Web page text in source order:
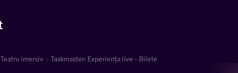
Teatru imersiv Taskmaster: Experiența live - Bilete